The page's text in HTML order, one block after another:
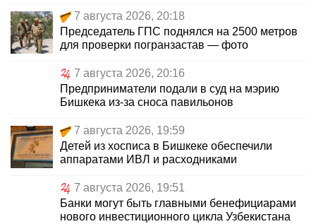
7 августа 2026, 20:18
Председатель ГПС поднялся на 2500 метров
для проверки погранзастав — фото
7 августа 2026, 20:16
Предприниматели подали в суд на мэрию
Бишкека из-за сноса павильонов
7 августа 2026, 19:59
Детей из хосписа в Бишкеке обеспечили
аппаратами ИВЛ и расходниками
7 августа 2026, 19:51
Банки могут быть главными бенефициарами
нового инвестиционного цикла Узбекистана